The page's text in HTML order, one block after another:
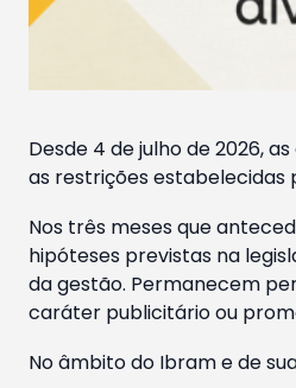
Desde 4 de julho de 2026,
as restrições estabelecidas
Nos três meses que
hipóteses previstas na
da gestão. Permanecem
caráter publicitário ou
No âmbito do Ibram e de